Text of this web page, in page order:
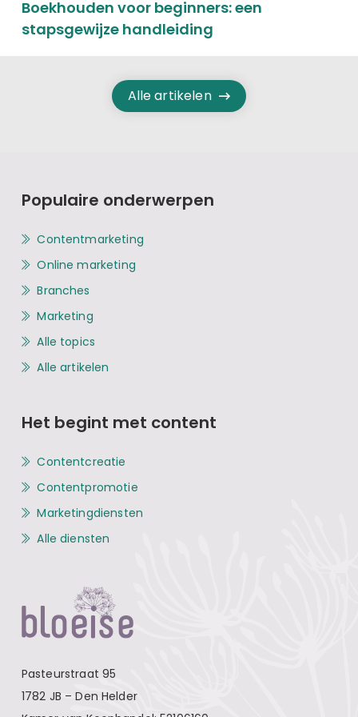
Boekhouden voor beginners: een
stapsgewijze handleiding
Alle artikelen
Pasteurstraat 95
1782 JB – Den Helder
Populaire onderwerpen
Contentmarketing
Online marketing
Branches
Marketing
Alle topics
Alle artikelen
Het begint met content
Contentcreatie
Contentpromotie
Marketingdiensten
Alle diensten